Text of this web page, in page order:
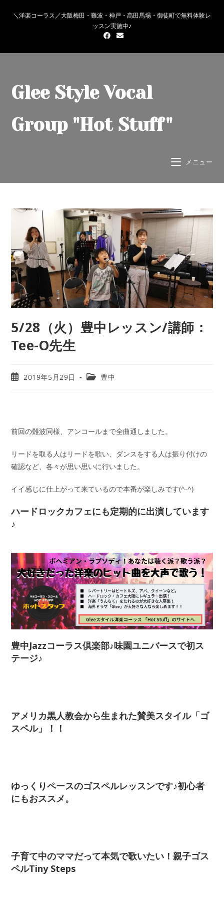
＼洋楽コーラス／大阪梅田・難波・神戸・高田馬場・御徒町で無料体験レ
ッスン実施中♪
Glee Style Vocal
Group "Hot Stuff"
メニュー
5/28（火）豊中レッスン/講師：
Tee-O先生
2019年5月29日 豊中
前回の難波同様、アンコールまで全曲通しました。
リードを取る人はリードを歌い、ダンスをする人は振り付けの
確認など、各々が思い思いに行いました。
イイ感じに仕上がって来ているので本番が楽しみです(^-^)
ハードロックカフェにも定期的に出演しています
♪
豊中Jazzコーラス倶楽部♪味園ユニバースで初ス
テージ♪
アメリカ黒人教会から生まれた賛美スタイル「ゴ
スペル」！！
ゆっくりペースのゴスペルレッスンです♪初心者
にもおススメ。
子育て中のママだって本気で歌いたい！親子ゴス
ペルTiny Steps